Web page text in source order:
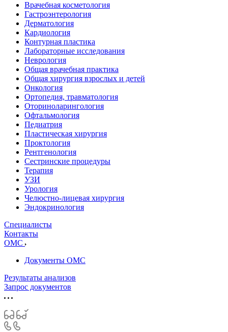
Врачебная косметология
Гастроэнтерология
Дерматология
Кардиология
Контурная пластика
Лабораторные исследования
Неврология
Общая врачебная практика
Общая хирургия взрослых и детей
Онкология
Ортопедия, травматология
Оториноларингология
Офтальмология
Педиатрия
Пластическая хирургия
Проктология
Рентгенология
Сестринские процедуры
Терапия
УЗИ
Урология
Челюстно-лицевая хирургия
Эндокринология
Специалисты
Контакты
ОМС
Документы ОМС
Результаты анализов
Запрос документов